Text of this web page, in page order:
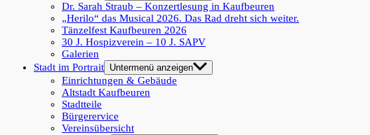
Dr. Sarah Straub – Konzertlesung in Kaufbeuren
„Herilo“ das Musical 2026. Das Rad dreht sich weiter.
Tänzelfest Kaufbeuren 2026
30 J. Hospizverein – 10 J. SAPV
Galerien
Stadt im Portrait Untermenü anzeigen
Einrichtungen & Gebäude
Altstadt Kaufbeuren
Stadtteile
Bürgerervice
Vereinsübersicht